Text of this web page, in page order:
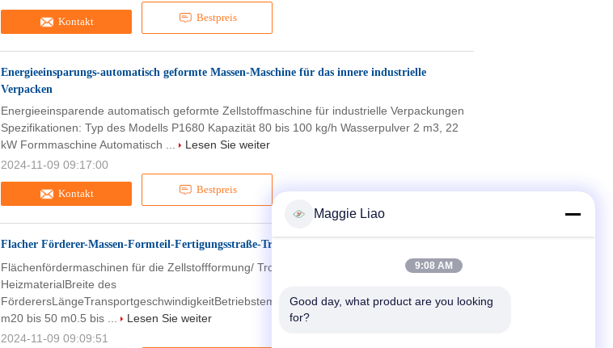
Kontakt Bestpreis
Energieeinsparungs-automatisch geformte Massen-Maschine für das innere industrielle
Verpacken
Kontakt Bestpreis
Energieeinsparende automatisch geformte Zellstoffmaschine für industrielle Verpackungen
Spezifikationen: Typ des Modells P1680 Kapazität 80 bis 100 kg/h Wasserpulver 2 m3, 22
kW Formmaschine Automatisch ...
Lesen Sie weiter
2024-11-09 09:17:00
Flacher Förderer-Massen-Formteil-Fertigungsstraße-Trockner/trocknende Linie
Flächenfördermaschinen für die Zellstoffformung/ Trocknungslinie Spezifikationen:
HeizmaterialBreite des
FörderersLängeTransportgeschwindigkeitBetriebstemperaturKapazitätÖl / Gas1.2 bis 2,4
m20 bis 50 m0.5 bis ...
Lesen Sie weiter
2024-11-09 09:09:51
Maggie Liao
9:08 AM
Good day, what product are you looking
for?